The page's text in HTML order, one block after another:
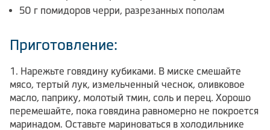
50 г помидоров черри, разрезанных пополам
Приготовление:
Нарежьте говядину кубиками. В миске смешайте
мясо, тертый лук, измельченный чеснок, оливковое
масло, паприку, молотый тмин, соль и перец. Хорошо
перемешайте, пока говядина равномерно не покроется
маринадом. Оставьте мариноваться в холодильнике